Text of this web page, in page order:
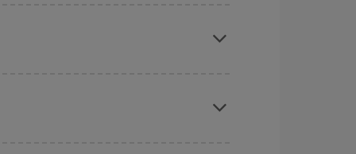
Flugoptionen an, die wir jeden Tag